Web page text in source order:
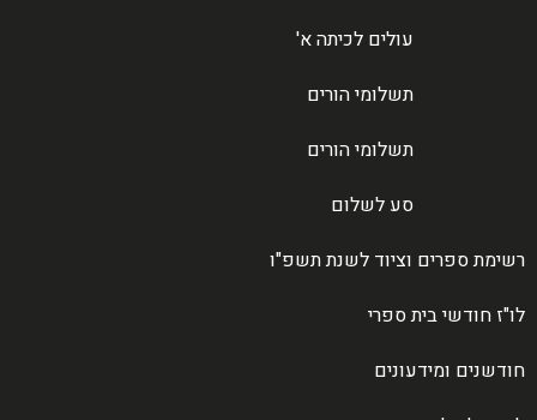
עולים לכיתה א'
תשלומי הורים
תשלומי הורים
סע לשלום
רשימת ספרים וציוד לשנת תשפ"ו
לו"ז חודשי בית ספרי
חודשנים ומידעונים